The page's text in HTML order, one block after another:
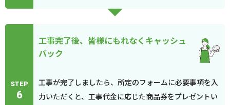
STEP
6
工事完了後、皆様にもれなくキャッシュ
バック
工事が完了しましたら、所定のフォームに必要事項を入
力いただくと、工事代金に応じた商品券をプレゼントい